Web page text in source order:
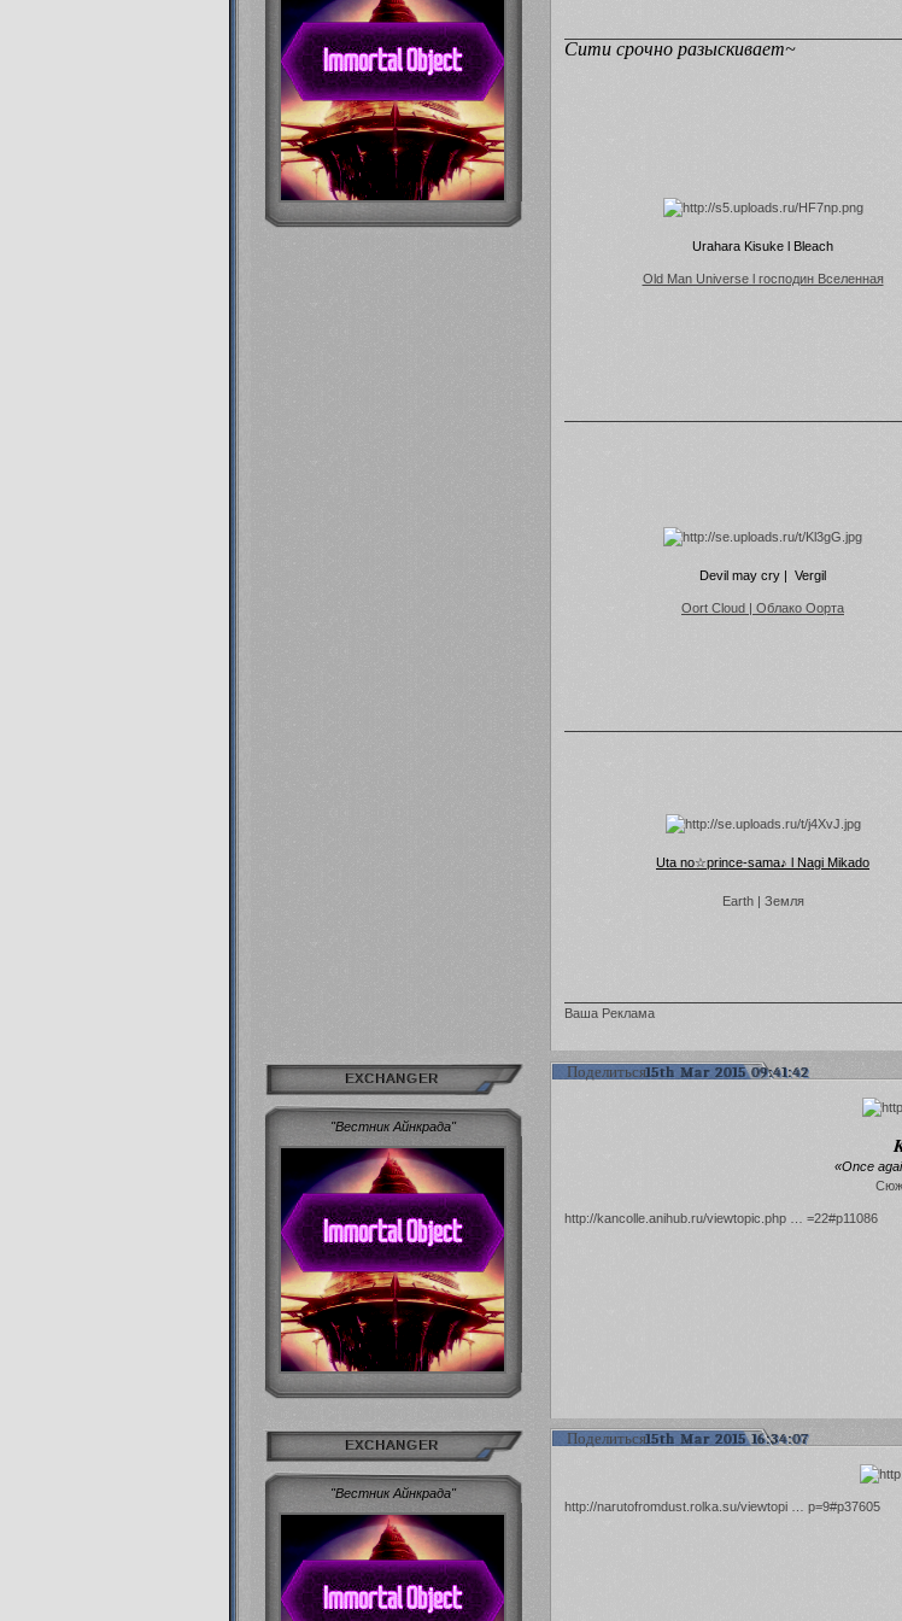
04.04.13Мы ме-е-едленно и со скрипом открываем свои двери. В администрации
самокритична.
Сити срочно разыскивает~
Urahara Kisuke l Bleach
Old Man Universe l господин Вселенная
Devil may cry | Vergil
Oort Cloud | Облако Оорта
Uta no☆prince-sama♪ l Nagi Mikado
Earth | Земля
Ваша Реклама
Поделиться15th Mar 2015 09:41:42
EXCHANGER
"Вестник Айнкрада"
«Once
http://kancolle.anihub.ru/viewtopic.php … =22#p11086
Поделиться15th Mar 2015 16:34:07
EXCHANGER
"Вестник Айнкрада"
http://narutofromdust.rolka.su/viewtopi … p=9#p37605